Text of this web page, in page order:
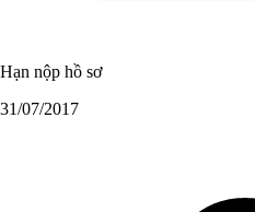
Hạn nộp hồ sơ
31/07/2017